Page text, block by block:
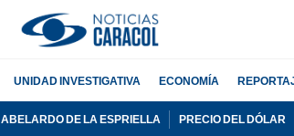
UNIDAD INVESTIGATIVA ECONOMÍA
ABELARDO DE LA ESPRIELLA PRECIO DEL DÓLAR